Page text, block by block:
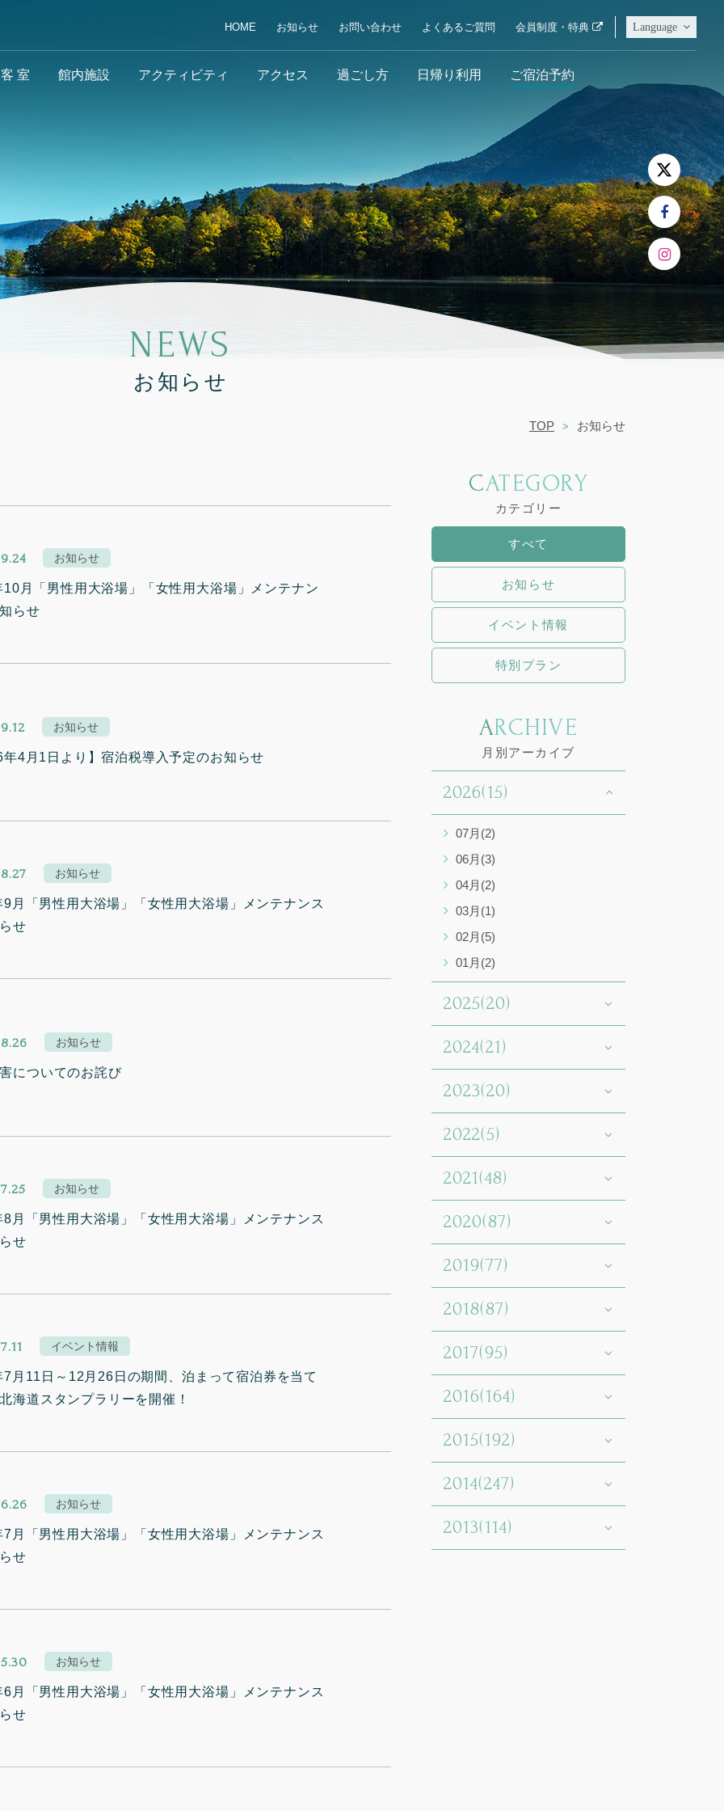
HOME お知らせ お問い合わせ よくあるご質問 会員制度・特典 Language
客 室 館内施設 アクティビティ アクセス 過ごし方 日帰り利用 ご宿泊予約
NEWS
お知らせ
TOP お知らせ
お知らせ
月「男性用大浴場」「女性用大浴場」メンテナン
らせ
お知らせ
4月1日より】宿泊税導入予定のお知らせ
お知らせ
月「男性用大浴場」「女性用大浴場」メンテナンス
せ
お知らせ
についてのお詫び
お知らせ
月「男性用大浴場」「女性用大浴場」メンテナンス
せ
イベント情報
月11日～12月26日の期間、泊まって宿泊券を当て
海道スタンプラリーを開催！
お知らせ
月「男性用大浴場」「女性用大浴場」メンテナンス
せ
お知らせ
月「男性用大浴場」「女性用大浴場」メンテナンス
せ
CATEGORY
カテゴリー
すべて
お知らせ
イベント情報
特別プラン
ARCHIVE
月別アーカイブ
2026(15)
07月(2)
06月(3)
04月(2)
03月(1)
02月(5)
01月(2)
2025(20)
2024(21)
2023(20)
2022(5)
2021(48)
2020(87)
2019(77)
2018(87)
2017(95)
2016(164)
2015(192)
2014(247)
2013(114)